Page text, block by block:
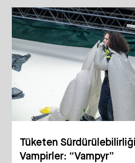
Tüketen
Vampirler: “Vampyr”